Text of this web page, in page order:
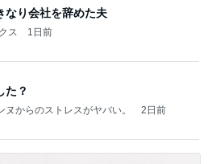
なり会社を辞めた夫
ス 1日前
た？
ヌからのストレスがヤバい。 2日前